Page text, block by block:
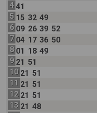
4 41
5 15 32 49
6 09 26 39 52
7 04 17 36 50
8 01 18 49
9 21 51
10 21 51
11 21 51
12 21 51
13 21 48